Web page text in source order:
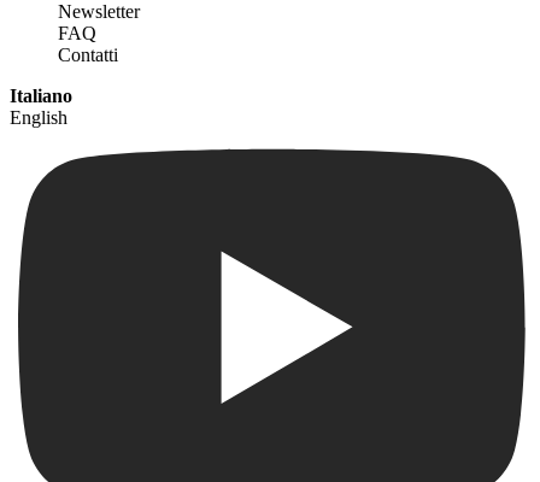
Newsletter
FAQ
Contatti
Italiano
English